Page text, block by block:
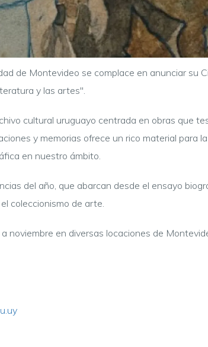
de Montevideo se complace en anunciar su
y las artes".
cultural uruguayo centrada en obras que
y memorias ofrece un rico material para
en nuestro ámbito.
del año, que abarcan desde el ensayo
coleccionismo de arte.
en diversas locaciones de